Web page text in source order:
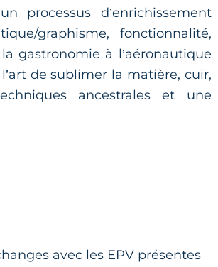
d’enrichissement
graphisme, fonctionnalité,
gastronomie à l’aéronautique
de sublimer la matière, cuir,
ancestrales et une
avec les EPV présentes